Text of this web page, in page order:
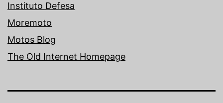
Instituto Defesa
Moremoto
Motos Blog
The Old Internet Homepage